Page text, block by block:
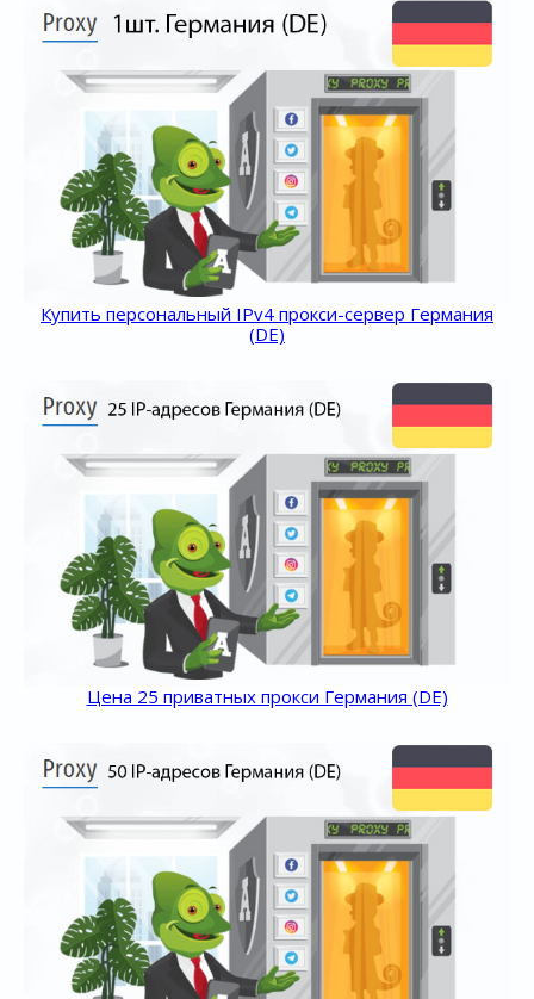
Купить персональный IPv4 прокси-сервер Германия
(DE)
Цена 25 приватных прокси Германия (DE)